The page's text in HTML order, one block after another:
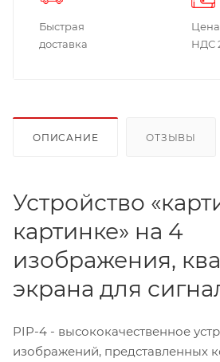
Быстрая
доставка
НДС
ОПИСАНИЕ ОТЗЫВЫ
Устройство
картинке» на 4
изображения,
экрана для
PIP-4 - высококачественное
изображений, представленных